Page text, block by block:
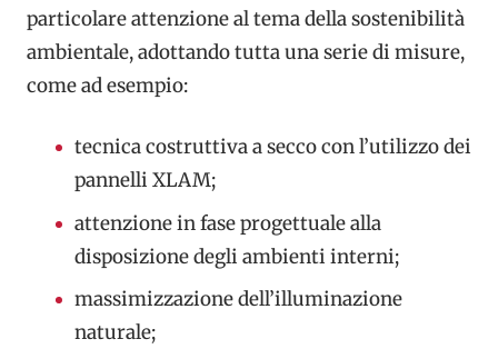
particolare attenzione al tema della sostenibilità
ambientale, adottando tutta una serie di misure,
come ad esempio:
tecnica costruttiva a secco con l’utilizzo dei
pannelli XLAM;
attenzione in fase progettuale alla
disposizione degli ambienti interni;
massimizzazione dell’illuminazione
naturale;